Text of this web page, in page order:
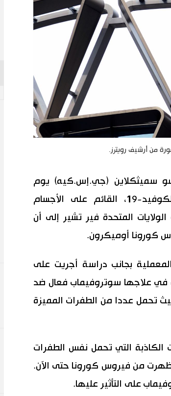
من أرشيف رويترز.
سميثكلاين (جي.إس.كيه) يوم
الخميس إن تحليلات معملية لعلاجها المضاد لكوفيد-19، القائم على الأجسام
المتحدة فير تشير إلى أن
كورونا أوميكرون.
المعملية بجانب دراسة أجريت على
في علاجها سوتروفيماب فعال ضد
تحمل عددا من الطفرات المميزة
التي تحمل نفس الطفرات
ظهرت من فيروس كورونا حتى الآن.
على التأثير عليها.